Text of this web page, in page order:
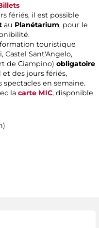
fériés, il est possible
au Planétarium, pour le
touristique
Castel Sant'Angelo,
de Ciampino) obligatoire
des jours fériés,
spectacles en semaine.
la carte MIC, disponible